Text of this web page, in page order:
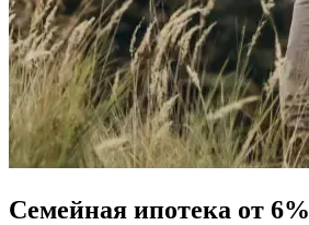
Семейная ипотека от 6%